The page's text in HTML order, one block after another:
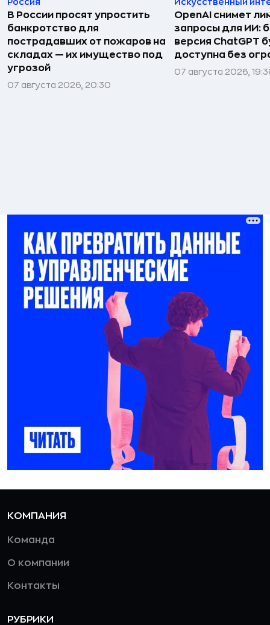
В России просят упростить
банкротство для
пострадавших от пожаров на
складах — их имущество под
угрозой
07 августа 2026, 20:30
OpenAI снимет
запросы для ИИ:
версия ChatGPT
доступна без
07 августа 2026,
КОМПАНИЯ
Команда
О компании
Контакты
РУБРИКИ